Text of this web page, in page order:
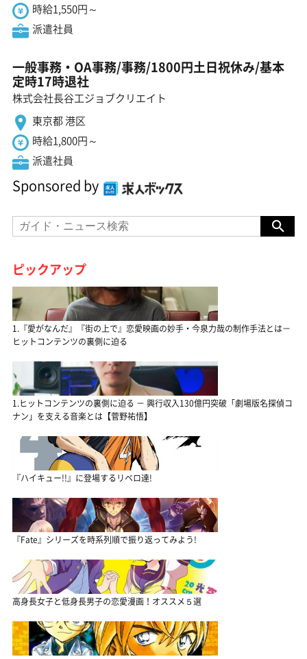
時給1,550円～
派遣社員
一般事務・OA事務/事務/1800円土日祝休み/基本
定時17時退社
株式会社長谷工ジョブクリエイト
東京都 港区
時給1,800円～
派遣社員
Sponsored by
ピックアップ
1.『愛がなんだ』『街の上で』恋愛映画の妙手・今泉力哉の制作手法とは－
ヒットコンテンツの裏側に迫る
1.ヒットコンテンツの裏側に迫る － 興行収入130億円突破「劇場版名探偵コ
ナン」を支える音楽とは【菅野祐悟】
『ハイキュー!!』に登場するリベロ達!
『Fate』シリーズを時系列順で振り返ってみよう!
高身長女子と低身長男子の恋愛漫画！オススメ５選